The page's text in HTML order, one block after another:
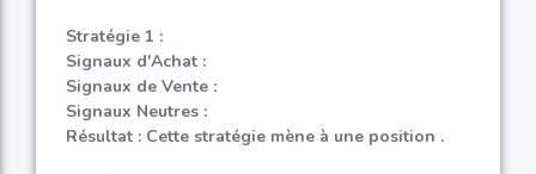
Stratégie 1 :
Signaux d'Achat :
Signaux de Vente :
Signaux Neutres :
Résultat : Cette stratégie mène à une position .